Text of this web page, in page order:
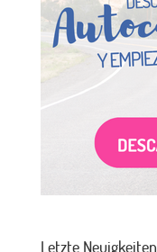
Letzte Neuigkeiten